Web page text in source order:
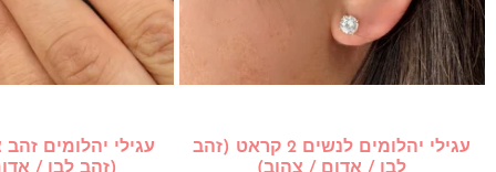
עגילי יהלומים לנשים 2 קראט (זהב